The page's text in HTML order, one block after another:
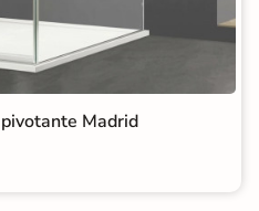
Madrid